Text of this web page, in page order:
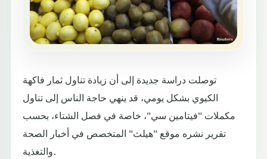
توصلت دراسة جديدة إلى أن زيادة تناول ثمار فاكهة
الكيوي بشكل يومي، قد ينهي حاجة الناس إلى تناول
مكملات "فيتامين سي"، خاصة في فصل الشتاء، بحسب
تقرير نشره موقع "هيلث" المتخصص في أخبار الصحة
والتغذية.